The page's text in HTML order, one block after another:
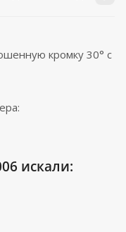
кромку 30° с
искали: